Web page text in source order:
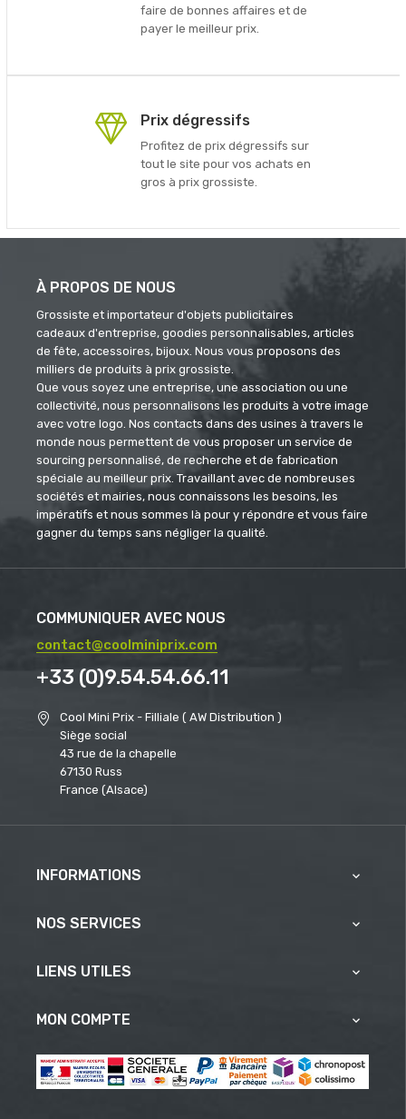
faire de bonnes affaires et de
payer le meilleur prix.
Prix dégressifs
Profitez de prix dégressifs sur
tout le site pour vos achats en
gros à prix grossiste.
À PROPOS DE NOUS
Grossiste et importateur d'objets publicitaires
cadeaux d'entreprise, goodies personnalisables, articles
de fête, accessoires, bijoux. Nous vous proposons des
milliers de produits à prix grossiste.
Que vous soyez une entreprise, une association ou une
collectivité, nous personnalisons les produits à votre image
avec votre logo. Nos contacts dans des usines à travers le
monde nous permettent de vous proposer un service de
sourcing personnalisé, de recherche et de fabrication
spéciale au meilleur prix. Travaillant avec de nombreuses
sociétés et mairies, nous connaissons les besoins, les
impératifs et nous sommes là pour y répondre et vous faire
gagner du temps sans négliger la qualité.
COMMUNIQUER AVEC NOUS
contact@coolminiprix.com
+33 (0)9.54.54.66.11
Cool Mini Prix - Filliale ( AW Distribution )
Siège social
43 rue de la chapelle
67130 Russ
France (Alsace)
INFORMATIONS 
NOS SERVICES 
LIENS UTILES 
MON COMPTE 